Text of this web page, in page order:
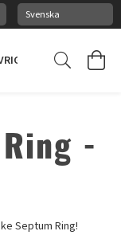
-
Septum Ring!